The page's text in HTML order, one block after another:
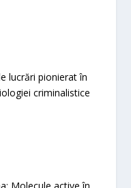
lucrări pionierat în
criminalistice